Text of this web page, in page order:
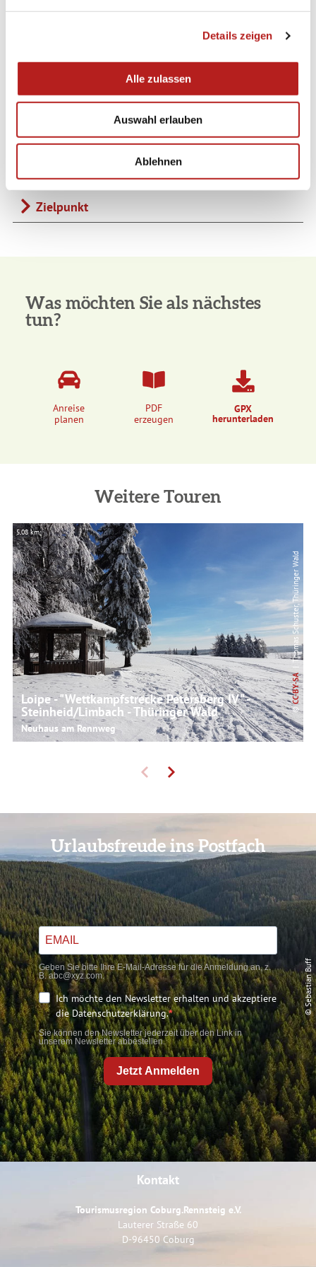
Details zeigen
Alle zulassen
Auswahl erlauben
Ablehnen
Wegbeschreibung
Parken
Öffentliche Verkehrsmittel
Ausgangspunkt
Zielpunkt
Was möchten Sie als nächstes
tun?
Anreise
planen
PDF
erzeugen
GPX
herunterladen
Weitere Touren
5,08 km
Loipe - "Wettkampfstrecke Petersberg IV" -
Steinheid/Limbach - Thüringer Wald
Neuhaus am Rennweg
©
CC-BY-SA
| Thomas Schuster, Thüringer Wald
© Sebastian Buff
Urlaubsfreude ins Postfach
Geben Sie bitte Ihre E-Mail-Adresse für die Anmeldung an, z.
B. abc@xyz.com.
Ich möchte den Newsletter erhalten und akzeptiere
die Datenschutzerklärung.
Sie können den Newsletter jederzeit über den Link in
unserem Newsletter abbestellen.
Jetzt Anmelden
Kontakt
Tourismusregion Coburg.Rennsteig e.V.
Lauterer Straße 60
D-96450 Coburg